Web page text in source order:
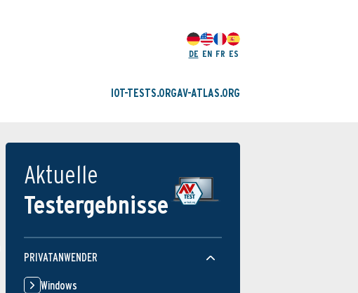
DE EN FR ES
IOT-TESTS.ORGAV-ATLAS.ORG
Aktuelle
Testergebnisse
PRIVATANWENDER
Windows